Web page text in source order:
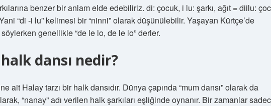
benzer bir anlam elde edebiliriz. di: çocuk, i lu: şarkı, ağıt = diilu:
“di -i lu” kelimesi bir “ninni” olarak düşünülebilir. Yaşayan Kürtçe’de
genellikle “de le lo, de le lo” derler.
halk dansı nedir?
ait Halay tarzı bir halk dansıdır. Dünya çapında “mum dansı” olarak da
“nanay” adı verilen halk şarkıları eşliğinde oynanır. Bir zamanlar